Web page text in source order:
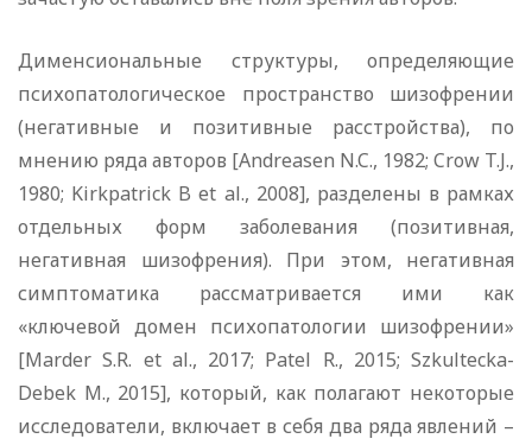
Дименсиональные структуры, определяющие
психопатологическое пространство шизофрении
(негативные и позитивные расстройства), по
мнению ряда авторов [Andreasen N.C., 1982; Crow T.J.,
1980; Kirkpatrick B et al., 2008], разделены в рамках
отдельных форм заболевания (позитивная,
негативная шизофрения). При этом, негативная
симптоматика рассматривается ими как
«ключевой домен психопатологии шизофрении»
[Marder S.R. et al., 2017; Patel R., 2015; Szkultecka-
Debek M., 2015], который, как полагают некоторые
исследователи, включает в себя два ряда явлений –